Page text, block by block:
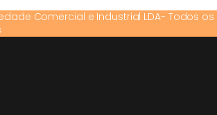
Comercial e Industrial LDA- Todos os